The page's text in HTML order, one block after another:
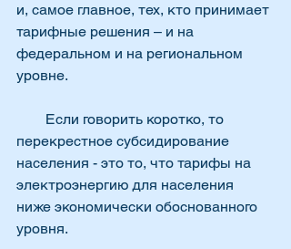
и, самое главное, тех, кто принимает
тарифные решения – и на
федеральном и на региональном
уровне.
перекрестное субсидирование
населения - это то, что тарифы на
электроэнергию для населения
ниже экономически обоснованного
уровня.